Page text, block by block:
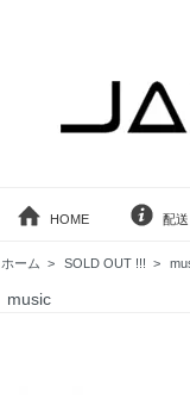
HOME 配
ホーム > SOLD OUT !!! >
music